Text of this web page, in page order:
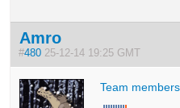
Amro
#480 25-12-14 19:25 GMT
Team members